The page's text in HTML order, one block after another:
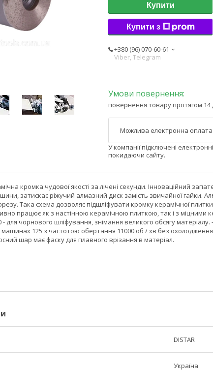
Купити
Купити з
+380 (96) 070-60-61
Viber, Telegram
повернення товару протягом 14
У компанії підключені
покидаючи сайту.
кромка чудової якості за лічені секунди. Інноваційний
затискає ріжучий алмазний диск замість звичайної гайки.
Така схема дозволяє підшліфувати кромку керамічної
працює як з настінною керамічною плиткою, так і з міцними
для чорнового шліфування, знімання великого обсягу
125 з частотою обертання 11000 об / хв без
шар має фаску для плавного врізання в матеріал.
DISTAR
Україна